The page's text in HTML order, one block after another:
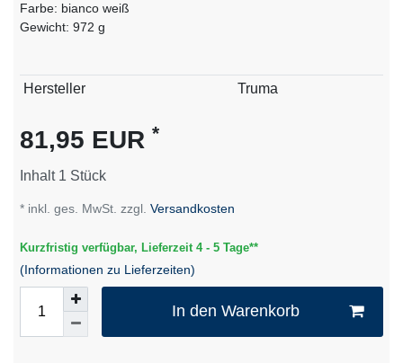
Farbe: bianco weiß
Gewicht: 972 g
Technisches
Wert
Hersteller Truma
81,95 EUR *
Inhalt 1 Stück
* inkl. ges. MwSt. zzgl. Versandkosten
Kurzfristig verfügbar, Lieferzeit 4 - 5 Tage**
(Informationen zu Lieferzeiten)
In den Warenkorb